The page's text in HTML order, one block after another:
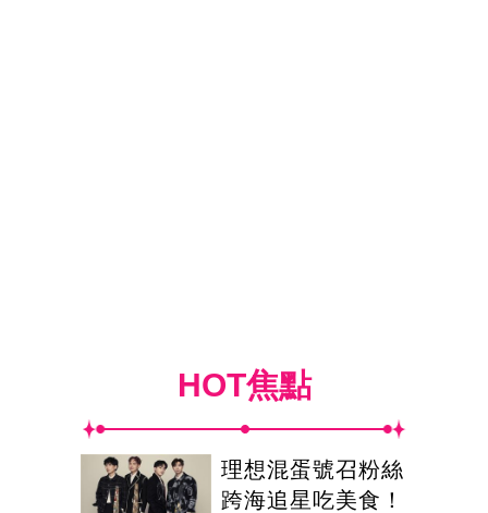
HOT焦點
理想混蛋號召粉絲
跨海追星吃美食！